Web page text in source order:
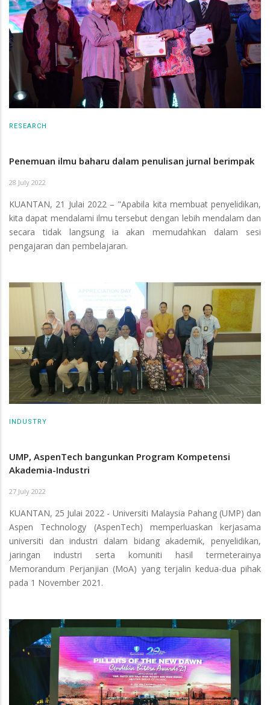
RESEARCH
Penemuan ilmu baharu dalam penulisan jurnal berimpak
28 July 2022
KUANTAN, 21 Julai 2022 – "Apabila kita membuat penyelidikan,
kita dapat mendalami ilmu tersebut dengan lebih mendalam dan
secara tidak langsung ia akan memudahkan dalam sesi
pengajaran dan pembelajaran.
INDUSTRY
UMP, AspenTech bangunkan Program Kompetensi
Akademia-Industri
27 July 2022
KUANTAN, 25 Julai 2022 - Universiti Malaysia Pahang (UMP) dan
Aspen Technology (AspenTech) memperluaskan kerjasama
universiti dan industri dalam bidang akademik, penyelidikan,
jaringan industri serta komuniti hasil termeterainya
Memorandum Perjanjian (MoA) yang terjalin kedua-dua pihak
pada 1 November 2021.